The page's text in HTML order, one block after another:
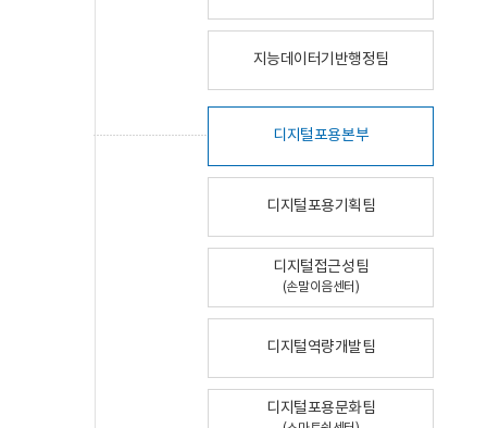
지능데이터기반행정팀
디지털포용본부
디지털포용기획팀
디지털접근성팀
(손말이음센터)
디지털역량개발팀
디지털포용문화팀